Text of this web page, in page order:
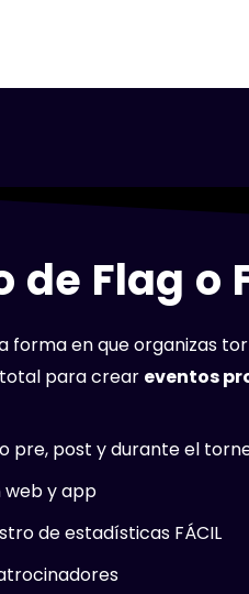
de Flag
forma en que organizas
para crear eventos
pre, post y durante el
web y app
de estadísticas FÁCIL